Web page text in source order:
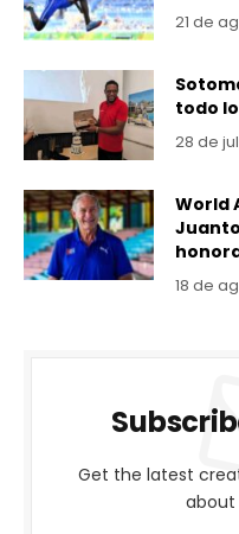
21 de
todo
28 de
World
18 de
Get the latest
about